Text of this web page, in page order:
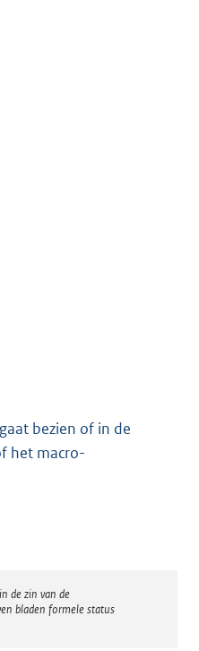
bezien of in de
het macro-
de zin van de
bladen formele status